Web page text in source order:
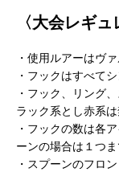
〈大会レギュ
・使用ルアーはヴ
・フックはすべて
・フック、リング
ラック系とし赤系は
・フックの数は各
ーンの場合は１つま
・スプーンのフロ